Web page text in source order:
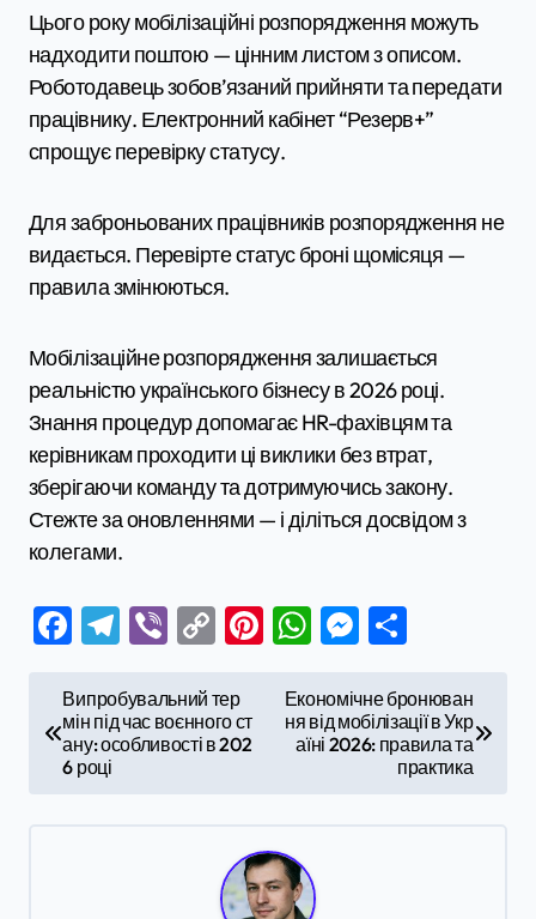
Цього року мобілізаційні розпорядження можуть
надходити поштою — цінним листом з описом.
Роботодавець зобов’язаний прийняти та передати
працівнику. Електронний кабінет “Резерв+”
спрощує перевірку статусу.
Для заброньованих працівників розпорядження не
видається. Перевірте статус броні щомісяця —
правила змінюються.
Мобілізаційне розпорядження залишається
реальністю українського бізнесу в 2026 році.
Знання процедур допомагає HR-фахівцям та
керівникам проходити ці виклики без втрат,
зберігаючи команду та дотримуючись закону.
Стежте за оновленнями — і діліться досвідом з
колегами.
Facebook
Telegram
ViberCopyPinterest
WhatsApp
Випробувальний тер
мін під час воєнного ст
ану: особливості в 202
6 році
Економічне бронюван
ня від мобілізації в Укр
аїні 2026: правила та
практика